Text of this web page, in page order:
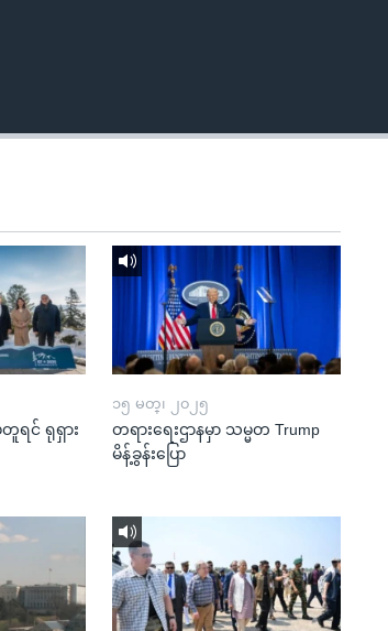
ရင် ရုရှား
၁၅ မတ္၊ ၂၀၂၅
တရားရေးဌာနမှာ သမ္မတ Trump
မိန့်ခွန်းပြော